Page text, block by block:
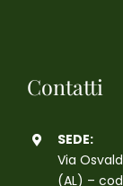
Contatti
SEDE:
Via
(AL) –